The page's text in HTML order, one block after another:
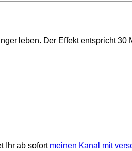
leben. Der Effekt entspricht 30
Ihr ab sofort meinen Kanal mit